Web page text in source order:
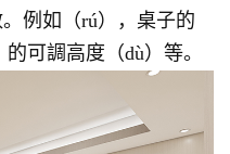
例如（rú），桌子的
可調高度（dù）等。